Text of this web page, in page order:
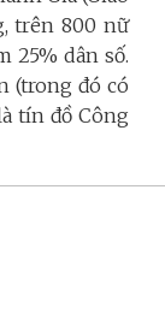
trên 800 nữ
25% dân số.
(trong đó có
tín đồ Công